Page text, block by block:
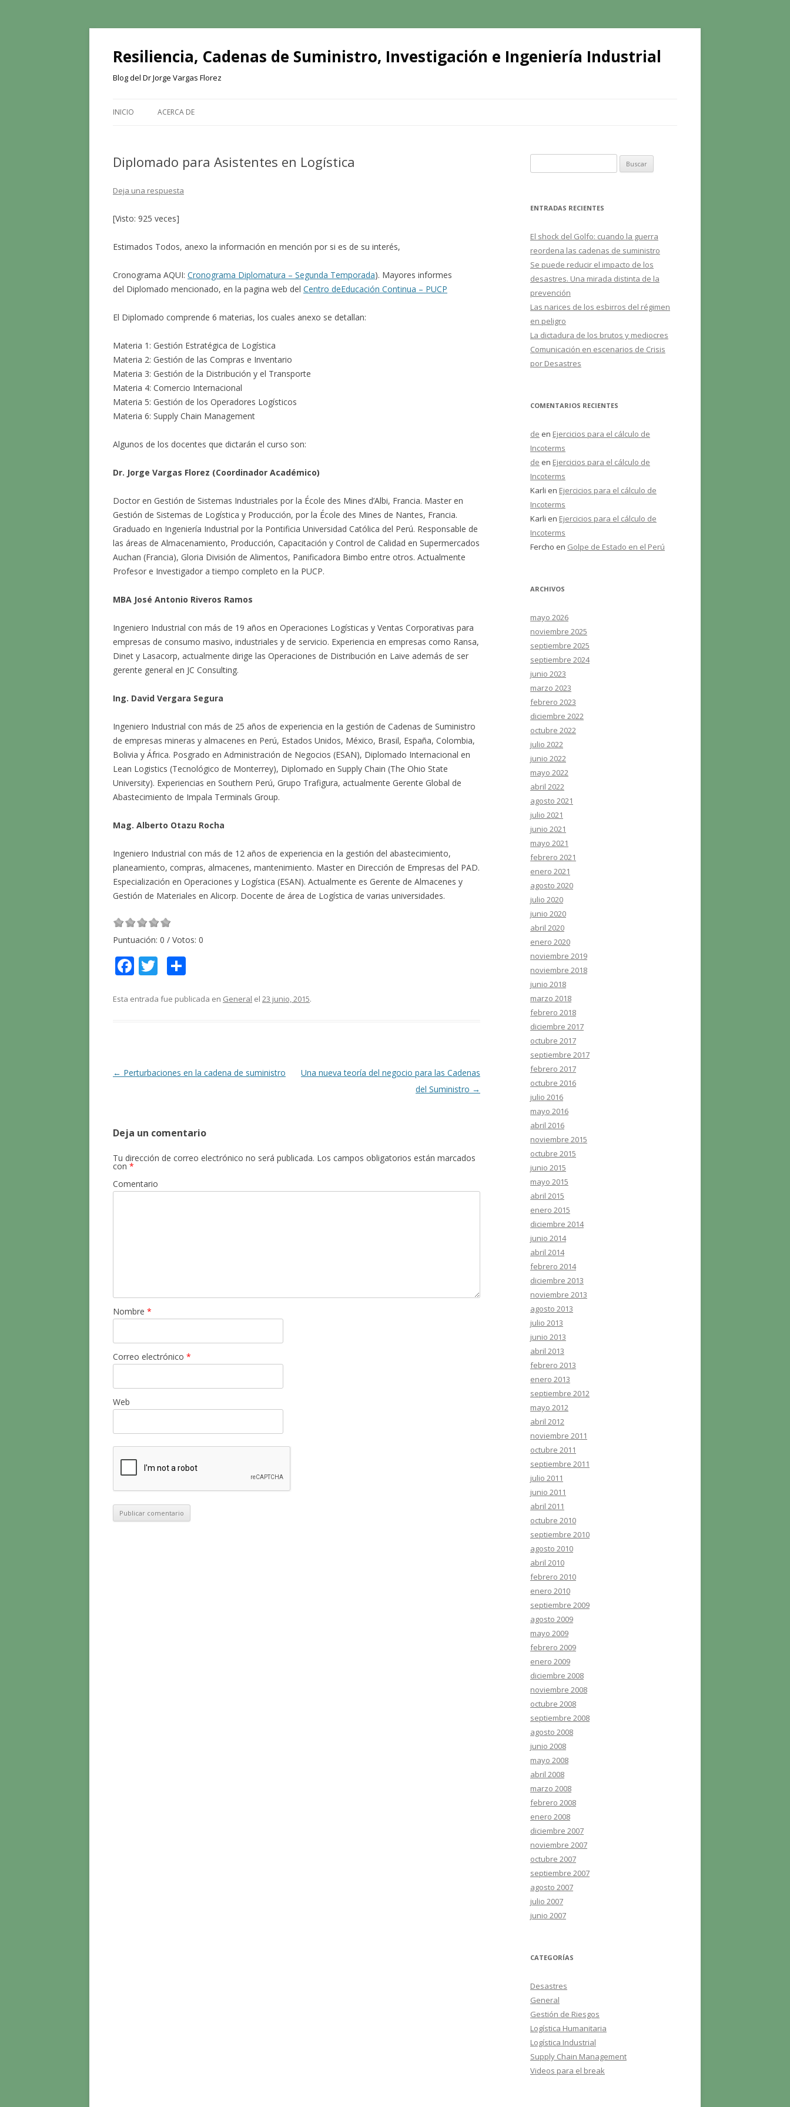
Resiliencia, Cadenas de Suministro, Investigación e Ingeniería Industrial
Blog del Dr Jorge Vargas Florez
INICIO ACERCA DE
Diplomado para Asistentes en Logística
Deja una respuesta
[Visto: 925 veces]
Estimados Todos, anexo la información en mención por si es de su interés,
Cronograma AQUI: Cronograma Diplomatura – Segunda Temporada). Mayores informes
del Diplomado mencionado, en la pagina web del Centro deEducación Continua – PUCP
El Diplomado comprende 6 materias, los cuales anexo se detallan:
Materia 1: Gestión Estratégica de Logística
Materia 2: Gestión de las Compras e Inventario
Materia 3: Gestión de la Distribución y el Transporte
Materia 4: Comercio Internacional
Materia 5: Gestión de los Operadores Logísticos
Materia 6: Supply Chain Management
Algunos de los docentes que dictarán el curso son:
Dr. Jorge Vargas Florez (Coordinador Académico)
Doctor en Gestión de Sistemas Industriales por la École des Mines d’Albi, Francia. Master en
Gestión de Sistemas de Logística y Producción, por la École des Mines de Nantes, Francia.
Graduado en Ingeniería Industrial por la Pontificia Universidad Católica del Perú. Responsable de
las áreas de Almacenamiento, Producción, Capacitación y Control de Calidad en Supermercados
Auchan (Francia), Gloria División de Alimentos, Panificadora Bimbo entre otros. Actualmente
Profesor e Investigador a tiempo completo en la PUCP.
MBA José Antonio Riveros Ramos
Ingeniero Industrial con más de 19 años en Operaciones Logísticas y Ventas Corporativas para
empresas de consumo masivo, industriales y de servicio. Experiencia en empresas como Ransa,
Dinet y Lasacorp, actualmente dirige las Operaciones de Distribución en Laive además de ser
gerente general en JC Consulting.
Ing. David Vergara Segura
Ingeniero Industrial con más de 25 años de experiencia en la gestión de Cadenas de Suministro
de empresas mineras y almacenes en Perú, Estados Unidos, México, Brasil, España, Colombia,
Bolivia y África. Posgrado en Administración de Negocios (ESAN), Diplomado Internacional en
Lean Logistics (Tecnológico de Monterrey), Diplomado en Supply Chain (The Ohio State
University). Experiencias en Southern Perú, Grupo Trafigura, actualmente Gerente Global de
Abastecimiento de Impala Terminals Group.
Mag. Alberto Otazu Rocha
Ingeniero Industrial con más de 12 años de experiencia en la gestión del abastecimiento,
planeamiento, compras, almacenes, mantenimiento. Master en Dirección de Empresas del PAD.
Especialización en Operaciones y Logística (ESAN). Actualmente es Gerente de Almacenes y
Gestión de Materiales en Alicorp. Docente de área de Logística de varias universidades.
Puntuación: 0 / Votos: 0
F
e
k
T
itt m
r
Esta entrada fue publicada en General el 23 junio, 2015.
Navegación
← Perturbaciones en la cadena de suministro
Una nueva teoría del negocio para las Cadenas
del Suministro →
Deja un comentario
Tu dirección de correo electrónico no será publicada. Los campos obligatorios están marcados
con *
Comentario
Nombre *
Correo electrónico *
Web
u
c
r
ENTRADAS RECIENTES
El shock del Golfo: cuando la guerra
reordena las cadenas de suministro
Se puede reducir el impacto de los
desastres. Una mirada distinta de la
prevención
Las narices de los esbirros del régimen
en peligro
La dictadura de los brutos y mediocres
Comunicación en escenarios de Crisis
por Desastres
COMENTARIOS RECIENTES
de en Ejercicios para el cálculo de
Incoterms
de en Ejercicios para el cálculo de
Incoterms
Karli en Ejercicios para el cálculo de
Incoterms
Karli en Ejercicios para el cálculo de
Incoterms
Fercho en Golpe de Estado en el Perú
ARCHIVOS
mayo 2026
noviembre 2025
septiembre 2025
septiembre 2024
junio 2023
marzo 2023
febrero 2023
diciembre 2022
octubre 2022
julio 2022
junio 2022
mayo 2022
abril 2022
agosto 2021
julio 2021
junio 2021
mayo 2021
febrero 2021
enero 2021
agosto 2020
julio 2020
junio 2020
abril 2020
enero 2020
noviembre 2019
noviembre 2018
junio 2018
marzo 2018
febrero 2018
diciembre 2017
octubre 2017
septiembre 2017
febrero 2017
octubre 2016
julio 2016
mayo 2016
abril 2016
noviembre 2015
octubre 2015
junio 2015
mayo 2015
abril 2015
enero 2015
diciembre 2014
junio 2014
abril 2014
febrero 2014
diciembre 2013
noviembre 2013
agosto 2013
julio 2013
junio 2013
abril 2013
febrero 2013
enero 2013
septiembre 2012
mayo 2012
abril 2012
noviembre 2011
octubre 2011
septiembre 2011
julio 2011
junio 2011
abril 2011
octubre 2010
septiembre 2010
agosto 2010
abril 2010
febrero 2010
enero 2010
septiembre 2009
agosto 2009
mayo 2009
febrero 2009
enero 2009
diciembre 2008
noviembre 2008
octubre 2008
septiembre 2008
agosto 2008
junio 2008
mayo 2008
abril 2008
marzo 2008
febrero 2008
enero 2008
diciembre 2007
noviembre 2007
octubre 2007
septiembre 2007
agosto 2007
julio 2007
junio 2007
CATEGORÍAS
Desastres
General
Gestión de Riesgos
Logística Humanitaria
Logística Industrial
Supply Chain Management
Videos para el break